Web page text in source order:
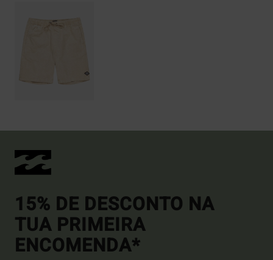
15% DE DESCONTO NA
TUA PRIMEIRA
ENCOMENDA*